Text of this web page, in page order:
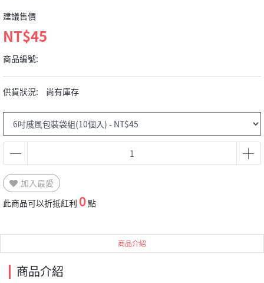
建議售價
NT$45
商品編號:
供貨狀況: 尚有庫存
加入最愛
此商品可以折抵紅利 0點
商品介紹
商品介紹